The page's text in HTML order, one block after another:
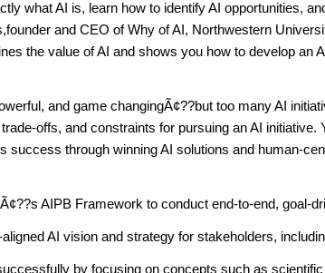
what AI is, learn how to identify AI opportunities,
and CEO of Why of AI, Northwestern
the value of AI and shows you how to develop an
and game changingÃ¢??but too many AI
offs, and constraints for pursuing an AI
success through winning AI solutions and human-
AIPB Framework to conduct end-to-end, goal-
aligned AI vision and strategy for stakeholders,
by focusing on concepts such as